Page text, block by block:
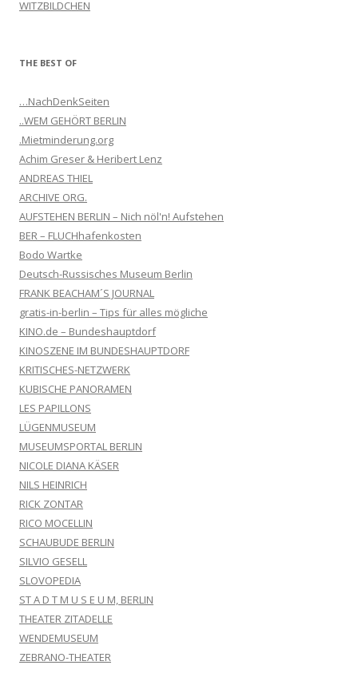
WITZBILDCHEN
THE BEST OF
…NachDenkSeiten
..WEM GEHÖRT BERLIN
.Mietminderung.org
Achim Greser & Heribert Lenz
ANDREAS THIEL
ARCHIVE ORG.
AUFSTEHEN BERLIN – Nich nöl'n! Aufstehen
BER – FLUCHhafenkosten
Bodo Wartke
Deutsch-Russisches Museum Berlin
FRANK BEACHAM´S JOURNAL
gratis-in-berlin – Tips für alles mögliche
KINO.de – Bundeshauptdorf
KINOSZENE IM BUNDESHAUPTDORF
KRITISCHES-NETZWERK
KUBISCHE PANORAMEN
LES PAPILLONS
LÜGENMUSEUM
MUSEUMSPORTAL BERLIN
NICOLE DIANA KÄSER
NILS HEINRICH
RICK ZONTAR
RICO MOCELLIN
SCHAUBUDE BERLIN
SILVIO GESELL
SLOVOPEDIA
ST A D T M U S E U M, BERLIN
THEATER ZITADELLE
WENDEMUSEUM
ZEBRANO-THEATER